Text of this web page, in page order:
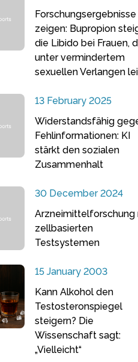
Forschungsergebnisse
zeigen: Bupropion
die Libido bei Frauen,
unter vermindertem
sexuellen Verlangen
13 February 2025
Widerstandsfähig
Fehlinformationen: KI
stärkt den sozialen
Zusammenhalt
30 December 2024
Arzneimittelforschung
zellbasierten
Testsystemen
15 January 2003
Kann Alkohol den
Testosteronspiegel
steigern? Die
Wissenschaft sagt:
„Vielleicht“